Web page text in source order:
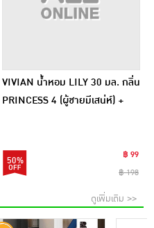
VIVIAN น้ำหอม LILY 30 มล. กลิ่น
PRINCESS 4 (ผู้ชายมีเสน่ห์) +
50%
฿ 99
฿ 198
ดูเพิ่มเติม >>